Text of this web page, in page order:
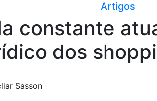
Artigos
constante
dos
Sasson